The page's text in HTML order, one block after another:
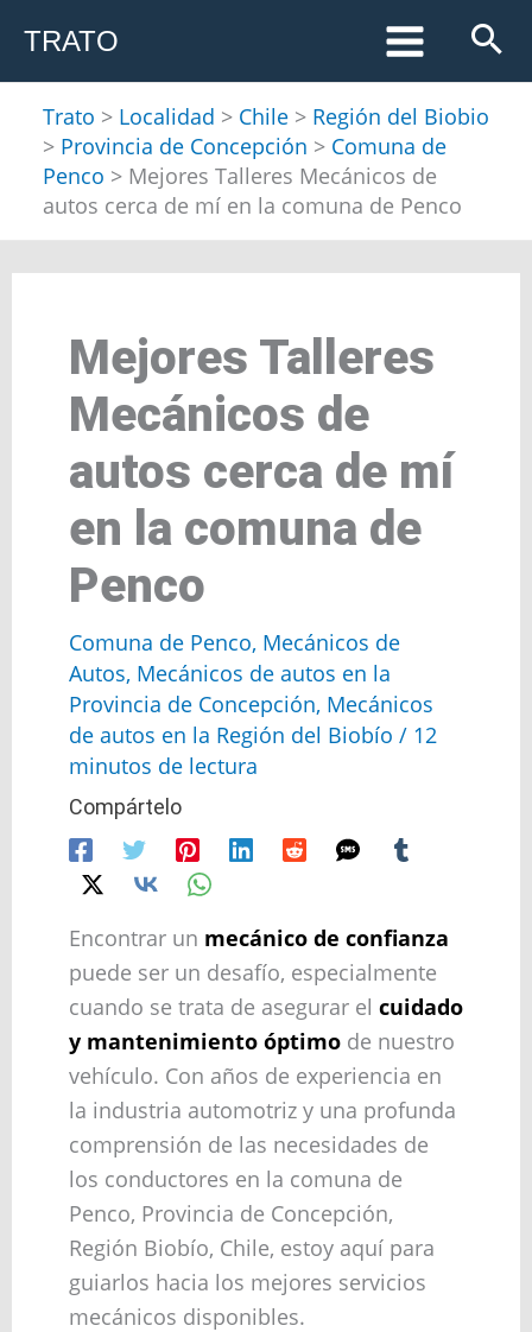
contenido
TRATO
Trato > Localidad > Chile > Región del Biobio
> Provincia de Concepción > Comuna de
Penco > Mejores Talleres Mecánicos de
autos cerca de mí en la comuna de Penco
Mejores Talleres
Mecánicos de
autos cerca de mí
en la comuna de
Penco
Comuna de Penco, Mecánicos de
Autos, Mecánicos de autos en la
Provincia de Concepción, Mecánicos
de autos en la Región del Biobío / 12
minutos de lectura
Compártelo
Encontrar un mecánico de confianza
puede ser un desafío, especialmente
cuando se trata de asegurar el cuidado
y mantenimiento óptimode nuestro
vehículo. Con años de experiencia en
la industria automotriz y una profunda
comprensión de las necesidades de
los conductores en la comuna de
Penco, Provincia de Concepción,
Región Biobío, Chile, estoy aquí para
guiarlos hacia los mejores servicios
mecánicos disponibles.